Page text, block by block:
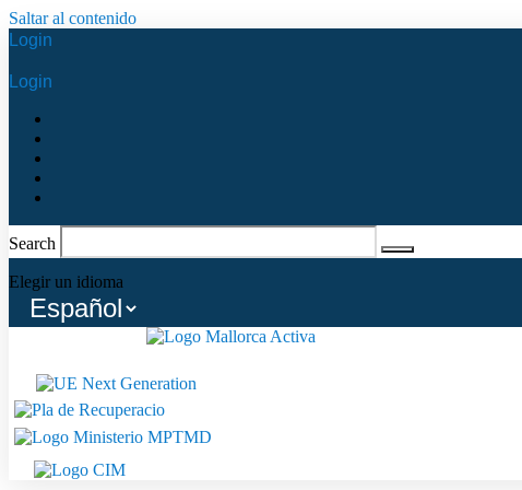
Saltar al contenido
Login
Login
Search
Elegir un idioma